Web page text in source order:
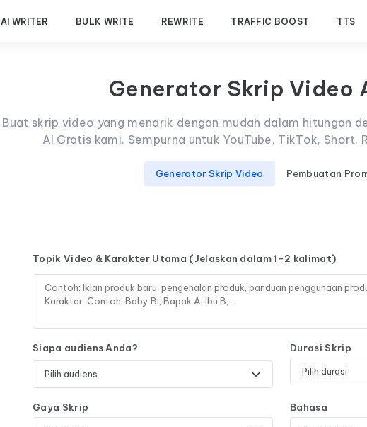
AI WRITER BULK WRITE REWRITE TRAFFIC BOOST TTS
Generator Skrip Video
Buat skrip video yang menarik dengan mudah dalam hitungan
AI Gratis kami. Sempurna untuk YouTube, TikTok, Short,
Generator Skrip Video Pembuatan
Topik Video & Karakter Utama (Jelaskan dalam 1-2 kalimat)
Siapa audiens Anda? Durasi Skrip
Gaya Skrip Bahasa